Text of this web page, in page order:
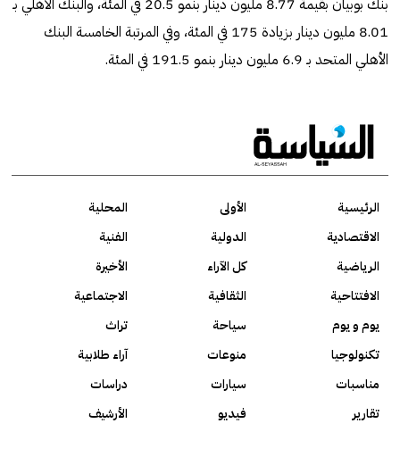
بنك بوبيان بقيمة 8.77 مليون دينار بنمو 20.5 في المئة، والبنك الأهلي بـ
8.01 مليون دينار بزيادة 175 في المئة، وفي المرتبة الخامسة البنك
الأهلي المتحد بـ 6.9 مليون دينار بنمو 191.5 في المئة.
الرئيسية الأولى
المحلية
الاقتصادية
الدولية
الفنية
الرياضية
كل الآراء
الأخيرة
الافتتاحية
الثقافية
الاجتماعية
يوم و يوم
سياحة
تراث
تكنولوجيا
منوعات
آراء طلابية
مناسبات
سيارات
دراسات
تقارير
فيديو الأرشيف